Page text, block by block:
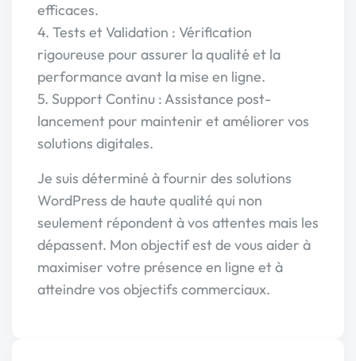
efficaces.
4. Tests et Validation : Vérification
rigoureuse pour assurer la qualité et la
performance avant la mise en ligne.
5. Support Continu : Assistance post-
lancement pour maintenir et améliorer vos
solutions digitales.
Je suis déterminé à fournir des solutions
WordPress de haute qualité qui non
seulement répondent à vos attentes mais les
dépassent. Mon objectif est de vous aider à
maximiser votre présence en ligne et à
atteindre vos objectifs commerciaux.